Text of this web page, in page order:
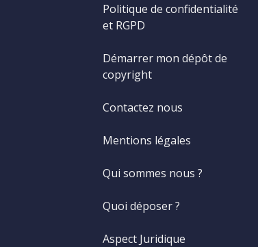
Politique de confidentialité
et RGPD
Démarrer mon dépôt de
copyright
Contactez nous
Mentions légales
Qui sommes nous ?
Quoi déposer ?
Aspect Juridique